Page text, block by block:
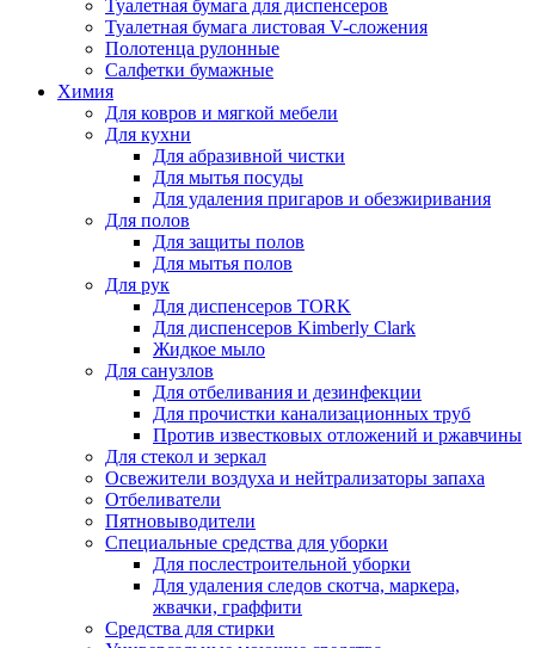
Туалетная бумага для диспенсеров
Туалетная бумага листовая V-сложения
Полотенца рулонные
Салфетки бумажные
Химия
Для ковров и мягкой мебели
Для кухни
Для абразивной чистки
Для мытья посуды
Для удаления пригаров и обезжиривания
Для полов
Для защиты полов
Для мытья полов
Для рук
Для диспенсеров TORK
Для диспенсеров Kimberly Clark
Жидкое мыло
Для санузлов
Для отбеливания и дезинфекции
Для прочистки канализационных труб
Против известковых отложений и ржавчины
Для стекол и зеркал
Освежители воздуха и нейтрализаторы запаха
Отбеливатели
Пятновыводители
Специальные средства для уборки
Для послестроительной уборки
Для удаления следов скотча, маркера,
жвачки, граффити
Средства для стирки